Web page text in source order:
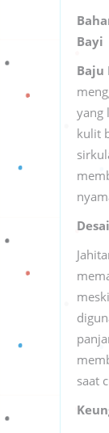
Bayi
Baju
yang
kulit
saat